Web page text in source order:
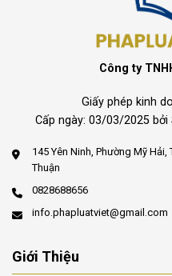
Công ty
Giấy phép kinh
Cấp ngày: 03/03/2025 bởi
145 Yên Ninh, Phường Mỹ Hải,
Thuận
0828688656
info.phapluatviet@gmail.com
Giới Thiệu